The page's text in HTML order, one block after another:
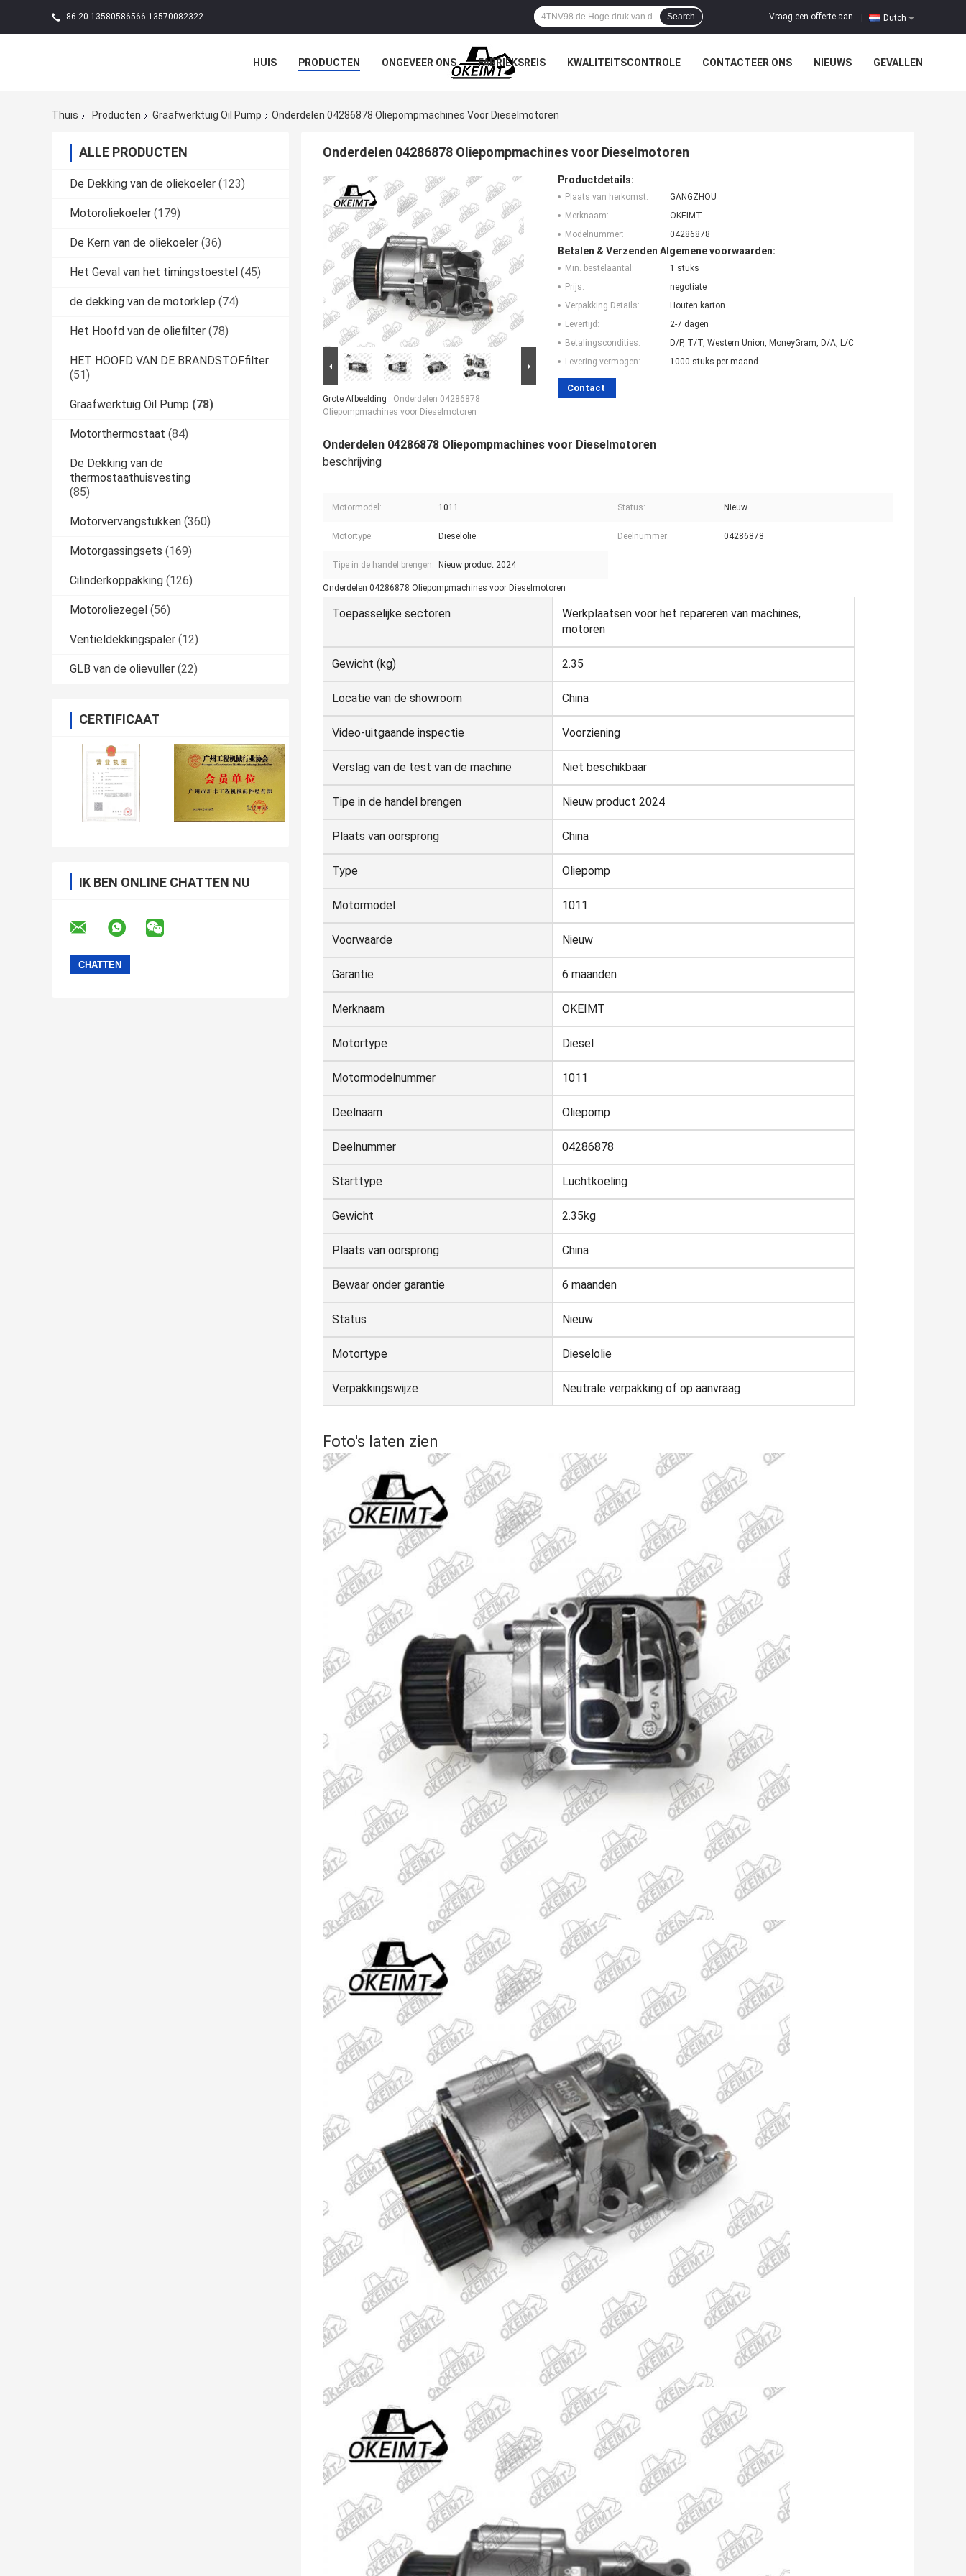
86-20-13580586566-13570082322 Dutch
Vraag een offerte aan
Search
HUIS PRODUCTEN ONGEVEER ONS FABRIEKSREIS KWALITEITSCONTROLE CONTACTEER ONS NIEUWS GEVALLEN
Thuis Producten Graafwerktuig Oil Pump Onderdelen 04286878 Oliepompmachines Voor Dieselmotoren
ALLE PRODUCTEN
De Dekking van de oliekoeler (123)
Motoroliekoeler (179)
De Kern van de oliekoeler (36)
Het Geval van het timingstoestel (45)
de dekking van de motorklep (74)
Het Hoofd van de oliefilter (78)
HET HOOFD VAN DE BRANDSTOFfilter
(51)
Graafwerktuig Oil Pump (78)
Motorthermostaat (84)
De Dekking van de
thermostaathuisvesting
(85)
Motorvervangstukken (360)
Motorgassingsets (169)
Cilinderkoppakking (126)
Motoroliezegel (56)
Ventieldekkingspaler (12)
GLB van de olievuller (22)
CERTIFICAAT
IK BEN ONLINE CHATTEN NU
Onderdelen 04286878 Oliepompmachines voor Dieselmotoren
Grote Afbeelding : Onderdelen 04286878
Oliepompmachines voor Dieselmotoren
Productdetails:
Plaats van herkomst:
GANGZHOU
Merknaam:
OKEIMT
Modelnummer:
04286878
Betalen & Verzenden Algemene voorwaarden:
Min. bestelaantal:
1 stuks
Prijs:
negotiate
Verpakking Details:
Houten karton
Levertijd:
2-7 dagen
Betalingscondities:
D/P, T/T, Western Union, MoneyGram, D/A, L/C
Levering vermogen:
1000 stuks per maand
Contact
Onderdelen 04286878 Oliepompmachines voor Dieselmotoren
beschrijving
Motormodel: 1011 Status: Nieuw
Motortype: Dieselolie Deelnummer: 04286878
Tipe in de handel brengen: Nieuw product 2024
Onderdelen 04286878 Oliepompmachines voor Dieselmotoren
Toepasselijke sectoren
Werkplaatsen voor het repareren van machines,
motoren
Gewicht (kg) 2.35
Locatie van de showroom China
Video-uitgaande inspectie Voorziening
Verslag van de test van de machine Niet beschikbaar
Tipe in de handel brengen Nieuw product 2024
Plaats van oorsprong China
Type Oliepomp
Motormodel 1011
Voorwaarde Nieuw
Garantie 6 maanden
Merknaam OKEIMT
Motortype Diesel
Motormodelnummer 1011
Deelnaam Oliepomp
Deelnummer 04286878
Starttype Luchtkoeling
Gewicht 2.35kg
Plaats van oorsprong China
Bewaar onder garantie 6 maanden
Status Nieuw
Motortype Dieselolie
Verpakkingswijze Neutrale verpakking of op aanvraag
Foto's laten zien